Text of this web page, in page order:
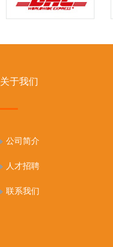
关于我们
公司简介
人才招聘
联系我们